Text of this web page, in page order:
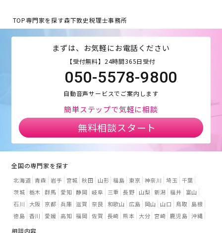
TOP専門家を探す森下敦史税理士事務所
まずは、お気軽にお電話ください
【受付無料】24時間365日受付
050-5578-9800
自動音声サービスでご案内します
簡単ステップで気軽に相談
無料相談スタート
全国の専門家を探す
北海道 青森 岩手 宮城 秋田 山形 福島 東京 神奈川 埼玉
千葉
茨城 栃木 群馬 愛知 静岡 岐阜 三重 長野 山梨 新潟 福井
富山
石川
大阪 京都 兵庫 滋賀 奈良 和歌山 広島 岡山 山口 鳥取
島根
徳島 香川 愛媛 高知 福岡 佐賀 長崎 熊本 大分 宮崎 鹿児島 沖縄
相談内容